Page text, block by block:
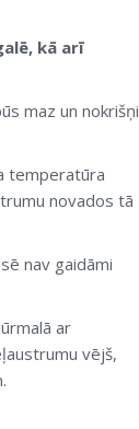
kā arī
maz un nokrišņi
temperatūra
novados tā
nav gaidāmi
ar
vējš,